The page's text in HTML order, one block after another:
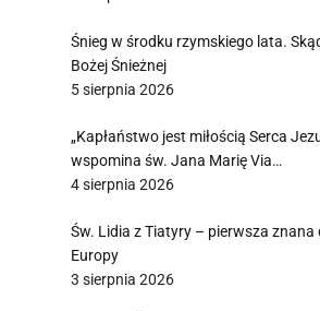
Śnieg w środku rzymskiego lata.
Bożej Śnieżnej
5 sierpnia 2026
„Kapłaństwo jest miłością Serca
wspomina św. Jana Marię Via…
4 sierpnia 2026
Św. Lidia z Tiatyry – pierwsza znana
Europy
3 sierpnia 2026